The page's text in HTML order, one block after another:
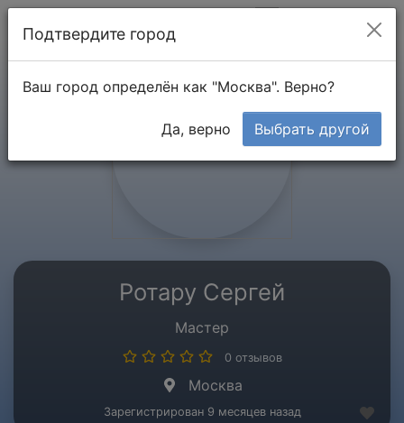
Ротару Сергей
Мастер
0 отзывов
Москва
Зарегистрирован 9 месяцев назад
Подтвердите город
Ваш город определён как "Москва". Верно?
Да, верно Выбрать другой